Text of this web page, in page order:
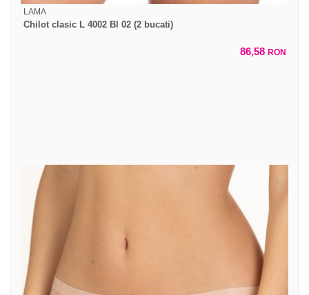
LAMA
Chilot clasic L 4002 Bl 02 (2 bucati)
86,58 RON